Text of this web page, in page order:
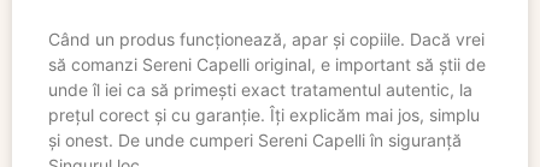
Când un produs funcționează, apar și copiile. Dacă vrei
să comanzi Sereni Capelli original, e important să știi de
unde îl iei ca să primești exact tratamentul autentic, la
prețul corect și cu garanție. Îți explicăm mai jos, simplu
și onest. De unde cumperi Sereni Capelli în siguranță